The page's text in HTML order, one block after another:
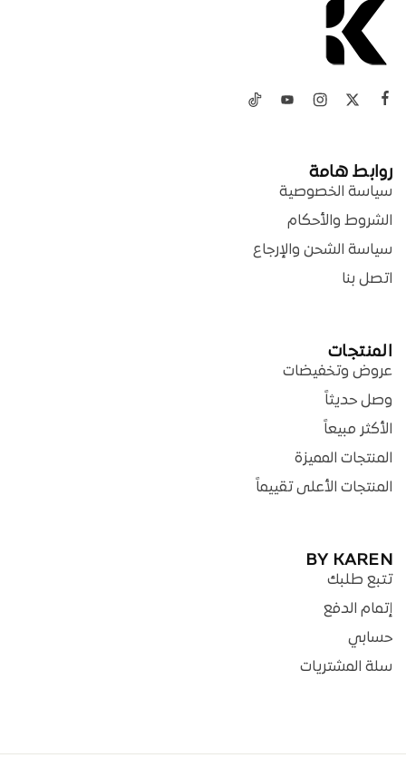
روابط هامة
سياسة الخصوصية
الشروط والأحكام
سياسة الشحن والإرجاع
اتصل بنا
المنتجات
عروض وتخفيضات
وصل حديثاً
الأكثر مبيعاً
المنتجات المميزة
المنتجات الأعلى تقييماً
BY KAREN
تتبع طلبك
إتمام الدفع
حسابي
سلة المشتريات